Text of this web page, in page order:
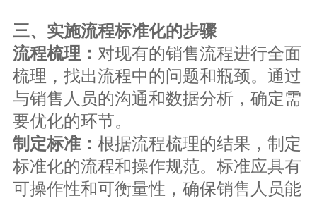
三、实施流程标准化的步骤
流程梳理： 对现有的销售流程进行全面
梳理，找出流程中的问题和瓶颈。通过
与销售人员的沟通和数据分析，确定需
要优化的环节。
制定标准： 根据流程梳理的结果，制定
标准化的流程和操作规范。标准应具有
可操作性和可衡量性，确保销售人员能